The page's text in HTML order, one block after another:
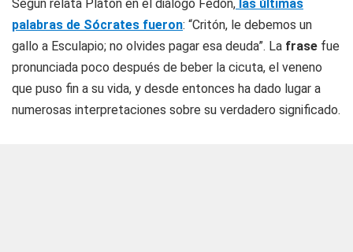
Según relata Platón en el diálogo Fedón, las últimas
palabras de Sócrates fueron: “Critón, le debemos un
gallo a Esculapio; no olvides pagar esa deuda”. La frase fue
pronunciada poco después de beber la cicuta, el veneno
que puso fin a su vida, y desde entonces ha dado lugar a
numerosas interpretaciones sobre su verdadero significado.